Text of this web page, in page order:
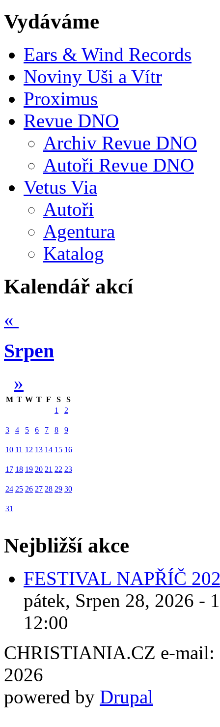
Vydáváme
Ears & Wind Records
Noviny Uši a Vítr
Proximus
Revue DNO
Archiv Revue DNO
Autoři Revue DNO
Vetus Via
Autoři
Agentura
Katalog
Kalendář akcí
«
Srpen
»
M T W T F S
S
1
2
3 4 5 6 7 8 9
10 11 12 13 14 15 16
17 18 19 20 21 22 23
24 25 26 27 28 29 30
31
Nejbližší akce
FESTIVAL NAPŘÍČ
pátek, Srpen 28, 2026 -
12:00
CHRISTIANIA.CZ e-mail:
2026
powered by Drupal